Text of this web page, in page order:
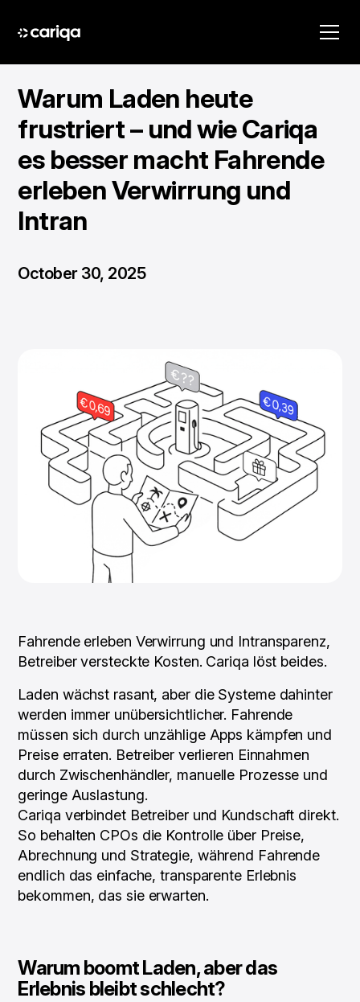
Warum Laden heute
frustriert – und wie Cariqa
es besser macht Fahrende
erleben Verwirrung und
Intran
October 30, 2025
Fahrende erleben Verwirrung und Intransparenz,
Betreiber versteckte Kosten. Cariqa löst beides.
Laden wächst rasant, aber die Systeme dahinter
werden immer unübersichtlicher. Fahrende
müssen sich durch unzählige Apps kämpfen und
Preise erraten. Betreiber verlieren Einnahmen
durch Zwischenhändler, manuelle Prozesse und
geringe Auslastung.
Cariqa verbindet Betreiber und Kundschaft direkt.
So behalten CPOs die Kontrolle über Preise,
Abrechnung und Strategie, während Fahrende
endlich das einfache, transparente Erlebnis
bekommen, das sie erwarten.
Warum boomt Laden, aber das
Erlebnis bleibt schlecht?